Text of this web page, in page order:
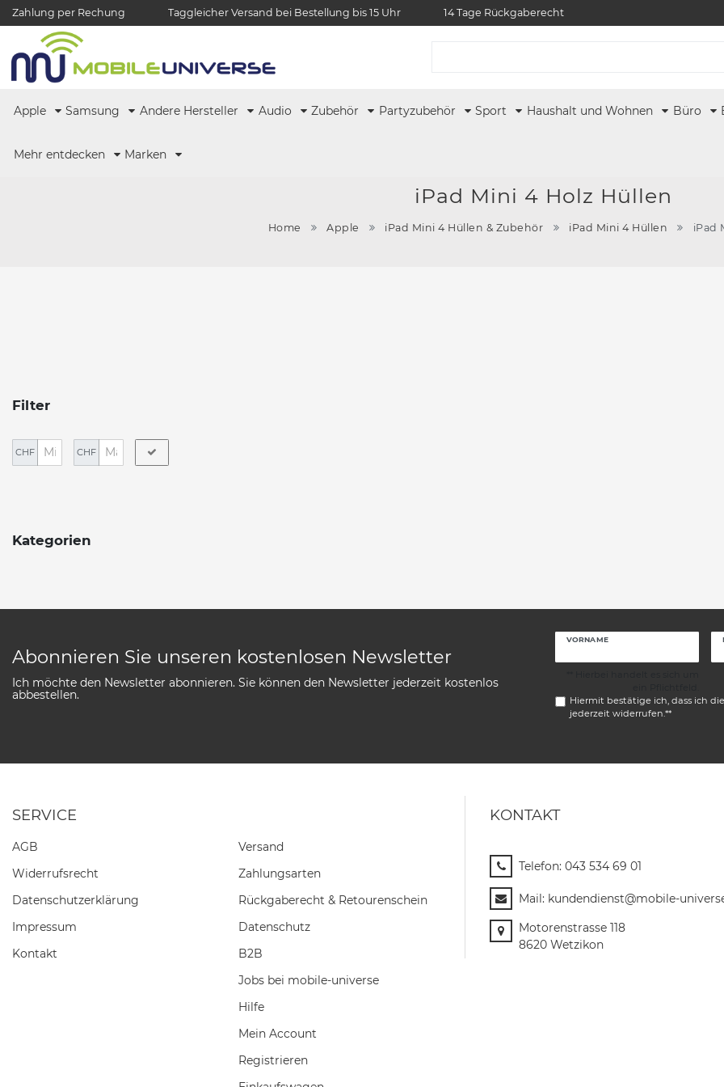
Zahlung per Rechung Taggleicher Versand bei Bestellung bis 15 Uhr 14 Tage Rückgaberecht
Apple Samsung Andere Hersteller Audio Zubehör Partyzubehör Sport Haushalt und Wohnen Büro
Mehr entdecken Marken
iPad Mini 4 Holz Hüllen
Home Apple iPad Mini 4 Hüllen & Zubehör iPad Mini 4 Hüllen iPad
Filter
CHF CHF
Kategorien
Abonnieren Sie unseren kostenlosen Newsletter
Ich möchte den Newsletter abonnieren. Sie können den Newsletter jederzeit kostenlos
abbestellen.
VORNAME
Hiermit bestätige ich, dass ich die
jederzeit widerrufen.**
SERVICE
AGB
Widerrufs­recht
Daten­schutz­erklärung
Impressum
Kontakt
Versand
Zahlungsarten
Rückgaberecht & Retourenschein
Datenschutz
B2B
Jobs bei mobile-universe
Hilfe
Mein Account
Registrieren
KONTAKT
Telefon: 043 534 69 01
Mail: kundendienst@mobile-
Motorenstrasse 118
8620 Wetzikon